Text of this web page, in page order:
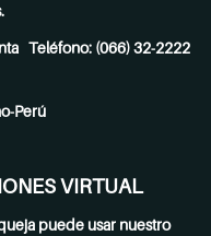
Teléfono: (066) 32-2222
Perú
VIRTUAL
puede usar nuestro